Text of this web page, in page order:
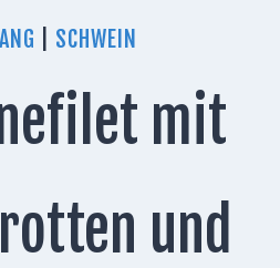
SCHWEIN
mit
und